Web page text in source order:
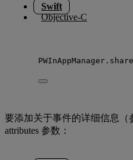
Swift
Objective-C
PWInAppManager.
要添加关于事件的详细信息（
attributes 参数：